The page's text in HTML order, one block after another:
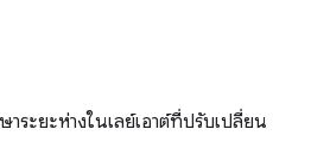
ระยะห่างในเลย์เอาต์ที่ปรับเปลี่ยน